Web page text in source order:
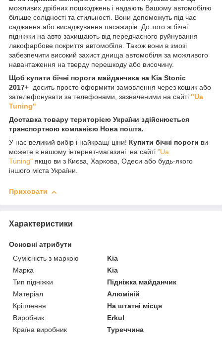
можливих дрібних пошкоджень і надають Вашому автомобілю
більше солідності та стильності. Вони допоможуть під час
саджання або висаджування пасажирів. До того ж бічні
підніжки на авто захищають від передчасного руйнування
лакофарбове покриття автомобіля. Також вони в змозі
забезпечити високий захист днища автомобіля за можливого
навантаження на тверду перешкоду або височину.
Щоб купити бічні пороги майданчика на Kia Stonic
2017+ досить просто оформити замовлення через кошик або
зателефонувати за телефонами, зазначеними на сайті "Ua
Tuning"
Доставка товару територією України здійснюється
транспортною компанією Нова пошта.
У нас великий вибір і найкращі ціни! Купити бічні пороги ви
можете в нашому інтернет-магазині на сайті "Ua
Tuning" якщо ви з Києва, Харкова, Одеси або будь-якого
іншого міста України.
Приховати
Характеристики
Основні атрибути
Сумісність з маркою
Kia
Марка
Kia
Тип підніжки
Підніжка майданчик
Матеріал
Алюміній
Кріплення
На штатні місця
Виробник
Erkul
Країна виробник
Туреччина